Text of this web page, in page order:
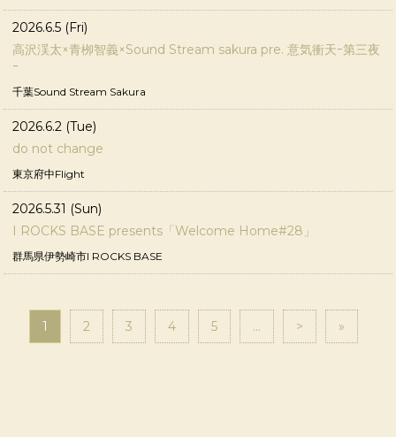
2026.6.5 (Fri)
高沢渓太×青栁智義×Sound Stream sakura pre. 意気衝天ｰ第三夜
ｰ
千葉Sound Stream Sakura
2026.6.2 (Tue)
do not change
東京府中Flight
2026.5.31 (Sun)
I ROCKS BASE presents「Welcome Home#28」
群馬県伊勢崎市I ROCKS BASE
1 2 3 4 5 ... > »